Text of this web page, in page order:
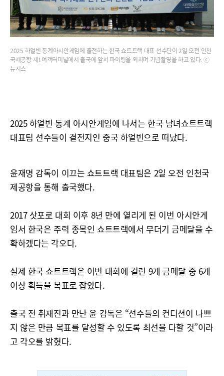
2025 하얼빈 동계아시안게임에 출전하는 한국 쇼트트랙 대표 선수단이 2일 오전 인천
국제공항 제1여객터미널에서 출국에 앞서 파이팅을 외치며 기념촬영을 하고 있다. ⓒ
뉴시스
2025 하얼빈 동계 아시안게임에 나서는 한국 남녀쇼트트랙
대표팀 선수들이 결전지인 중국 하얼빈으로 떠났다.
윤재명 감독이 이끄는 쇼트트랙 대표팀은 2일 오전 인천국
제공항을 통해 출국했다.
2017 삿포로 대회 이후 8년 만에 열리게 된 이번 아시안게
임서 한국은 주력 종목인 쇼트트랙에서 무더기 금메달을 수
확하겠다는 각오다.
실제 한국 쇼트트랙은 이번 대회에 걸린 9개 금메달 중 6개
이상 획득을 목표로 잡았다.
출국 전 취재진과 만난 윤 감독은 “선수들의 컨디션이 나쁘
지 않은 만큼 목표를 달성할 수 있도록 최선을 다할 것”이라
고 각오를 밝혔다.